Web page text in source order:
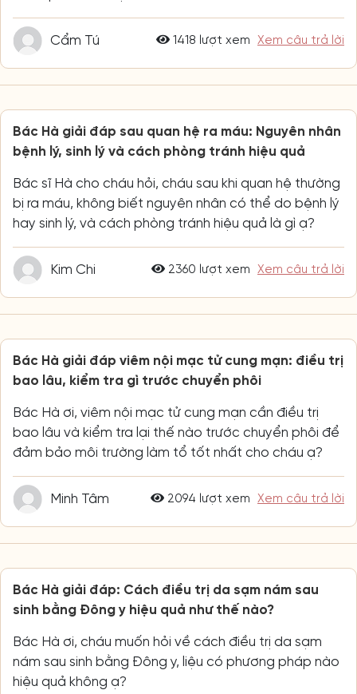
Cẩm Tú 1418 lượt xem Xem câu trả lời
Bác Hà giải đáp sau quan hệ ra máu: Nguyên nhân
bệnh lý, sinh lý và cách phòng tránh hiệu quả
Bác sĩ Hà cho cháu hỏi, cháu sau khi quan hệ thường
bị ra máu, không biết nguyên nhân có thể do bệnh lý
hay sinh lý, và cách phòng tránh hiệu quả là gì ạ?
Kim Chi 2360 lượt xem Xem câu trả lời
Bác Hà giải đáp viêm nội mạc tử cung mạn: điều trị
bao lâu, kiểm tra gì trước chuyển phôi
Bác Hà ơi, viêm nội mạc tử cung mạn cần điều trị
bao lâu và kiểm tra lại thế nào trước chuyển phôi để
đảm bảo môi trường làm tổ tốt nhất cho cháu ạ?
Minh Tâm 2094 lượt xem Xem câu trả lời
Bác Hà giải đáp: Cách điều trị da sạm nám sau
sinh bằng Đông y hiệu quả như thế nào?
Bác Hà ơi, cháu muốn hỏi về cách điều trị da sạm
nám sau sinh bằng Đông y, liệu có phương pháp nào
hiệu quả không ạ?